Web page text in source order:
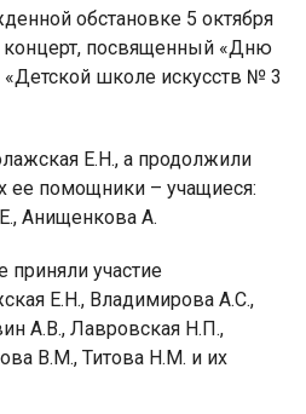
обстановке 5 октября
концерт, посвященный «Дню
«Детской школе искусств № 3
Е.Н., а продолжили
ее помощники – учащиеся:
Анищенкова А.
приняли участие
Е.Н., Владимирова А.С.,
А.В., Лавровская Н.П.,
В.М., Титова Н.М. и их